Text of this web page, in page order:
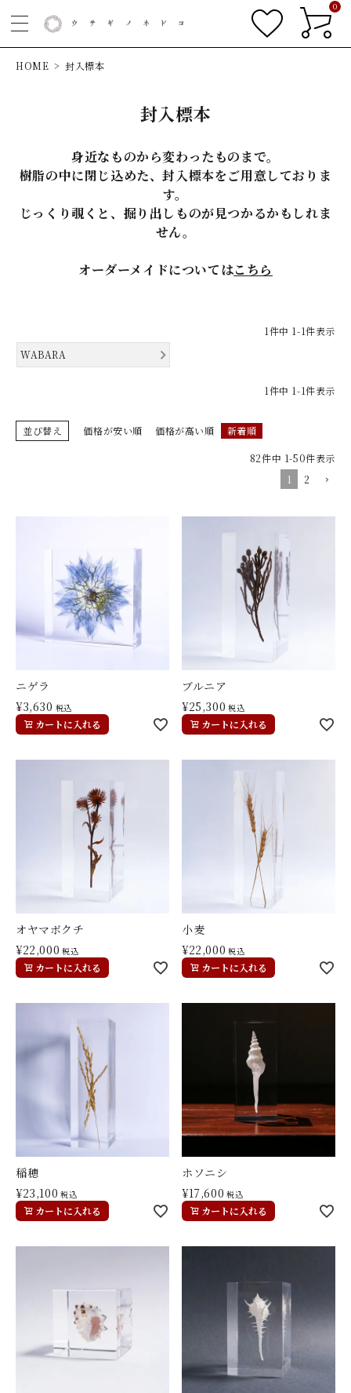
0
HOME 封入標本
封入標本
身近なものから変わったものまで。
樹脂の中に閉じ込めた、封入標本をご用意しておりま
す。
じっくり覗くと、掘り出しものが見つかるかもしれま
せん。
オーダーメイドについてはこちら
1件中 1-1件表示
WABARA
1件中 1-1件表示
並び替え 価格が安い順 価格が高い順 新着順
82件中 1-50件表示
1
2
ニゲラ
¥3,630 税込
カートに入れる
ブルニア
¥25,300 税込
カートに入れる
オヤマボクチ
¥22,000 税込
カートに入れる
小麦
¥22,000 税込
カートに入れる
稲穂
¥23,100 税込
カートに入れる
ホソニシ
¥17,600 税込
カートに入れる